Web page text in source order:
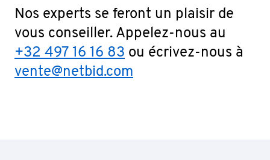
Nos experts se feront un plaisir de
vous conseiller. Appelez-nous au
+32 497 16 16 83 ou écrivez-nous à
vente@netbid.com